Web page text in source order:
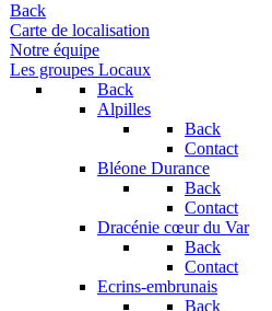
Back
Carte de localisation
Notre équipe
Les groupes Locaux
Back
Alpilles
Back
Contact
Bléone Durance
Back
Contact
Dracénie cœur du Var
Back
Contact
Ecrins-embrunais
Back